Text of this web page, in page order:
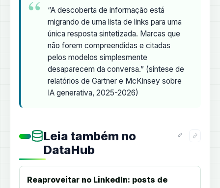
“A descoberta de informação está
migrando de uma lista de links para uma
única resposta sintetizada. Marcas que
não forem compreendidas e citadas
pelos modelos simplesmente
desaparecem da conversa.” (síntese de
relatórios de Gartner e McKinsey sobre
IA generativa, 2025-2026)
Leia também no
DataHub
Reaproveitar no LinkedIn: posts de